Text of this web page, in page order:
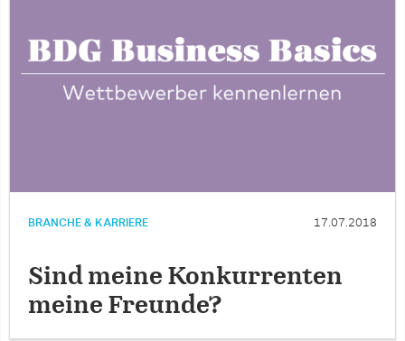
BRANCHE & KARRIERE 17.07.2018
Sind meine Konkurrenten
meine Freunde?